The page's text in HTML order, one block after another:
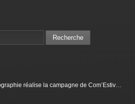
Recherche
Jean-Luc MOREAU Photographie réalise la campagne de Com’Estivale 2023 de Batz-sur-Mer